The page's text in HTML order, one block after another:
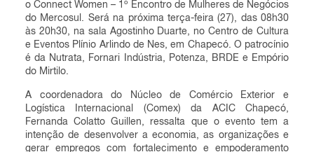
o Connect Women – 1º Encontro de Mulheres de Negócios
do Mercosul. Será na próxima terça-feira (27), das 08h30
às 20h30, na sala Agostinho Duarte, no Centro de Cultura
e Eventos Plínio Arlindo de Nes, em Chapecó. O patrocínio
é da Nutrata, Fornari Indústria, Potenza, BRDE e Empório
do Mirtilo.
A coordenadora do Núcleo de Comércio Exterior e
Logística Internacional (Comex) da ACIC Chapecó,
Fernanda Colatto Guillen, ressalta que o evento tem a
intenção de desenvolver a economia, as organizações e
gerar empregos com fortalecimento e empoderamento